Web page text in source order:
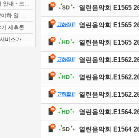
내 - 크롬
하 일 경
제휴콘텐
비스가 종
열린음악회 E1565
열린음악회 E1565
열린음악회 E1565
열린음악회
열린음악회
열린음악회
열린음악회
열린음악회 E1564